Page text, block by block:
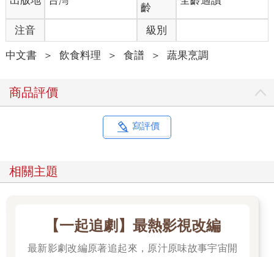
大自然飲食法的老師們。現在回想，若不是憑著那一股腦的熱
情，這本書或許根本沒機會問世，我們也不會就此踏入蔬食烹飪
的新大陸。
終於接到來自西雅圖的回音，與老師Teresa幾次書信往返後，便
初抵高緯地區，敏感的身體因耐不過時差而受了風寒，我和先生
狀，Teresa首先便為我們熬製了個別「藥方」，好讓我們能順利
進行課程。那是第一次有人為我們熬黑豆水、煮葛根湯，以食物
想，我們來對了地方。開啟象牙白的三門大壁櫥，Teresa溫柔地
取出一罐又一罐，像寶石般的榖豆雜糧，光彩熠熠地在架上發亮
又陌生的日本紅豆。為何熟悉又陌生？是煮法的緣故。「昆布燉
紅豆與栗子南瓜」，一道大自然飲食法的經典菜式，道盡了我對
榖豆雜糧的孤陋寡聞。
齡
注音 級別
中文書 ＞ 飲食料理 ＞ 食譜 ＞ 蔬果烹調
商品評價
寫評價
相關主題
【一起追劇】最熱影視改編
最新影劇改編原著追起來，原汁原味故事宇宙開